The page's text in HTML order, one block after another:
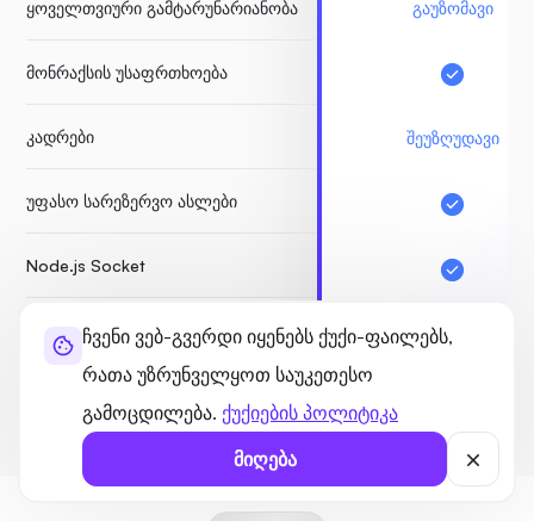
ჩვენი ვებ-გვერდი იყენებს ქუქი-ფაილებს,
რათა უზრუნველყოთ საუკეთესო
გამოცდილება. ქუქიების პოლიტიკა
მიღება
ყოველთვიური გამტარუნარიანობა
მონრაქსის უსაფრთხოება
კადრები
უფასო სარეზერვო ასლები
Node.js Socket
გაუზომავი
შეუზღუდავი
ᲓᲐᲘᲬᲧᲔ
ფულის დაბრუნების